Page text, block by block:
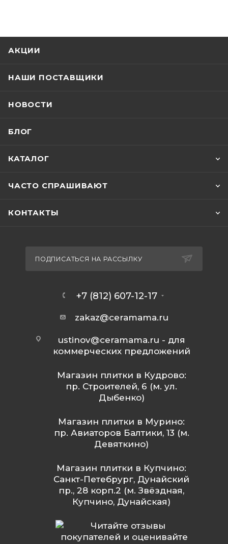
АКЦИИ
НАШИ ПОСТАВЩИКИ
НОВОСТИ
БЛОГ
КАТАЛОГ
ЧАСТО СПРАШИВАЮТ
КОНТАКТЫ
ПОДПИСАТЬСЯ НА РАССЫЛКУ
+7 (812) 607-12-17
zakaz@ceramama.ru
ustinov@ceramama.ru - для
коммерческих предложений
Магазин плитки в Кудрово:
пр. Строителей, 6 (м. ул.
Дыбенко)
Магазин плитки в Мурино:
пр. Авиаторов Балтики, 13 (м.
Девяткино)
Магазин плитки в Купчино:
Санкт-Петебрург, Дунайский
пр., 28 корп.2 (м. Звёздная,
Купчино, Дунайская)